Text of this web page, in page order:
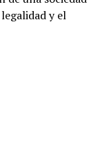
y el